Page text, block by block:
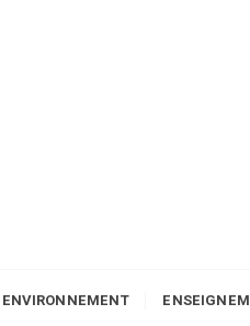
ENVIRONNEMENT